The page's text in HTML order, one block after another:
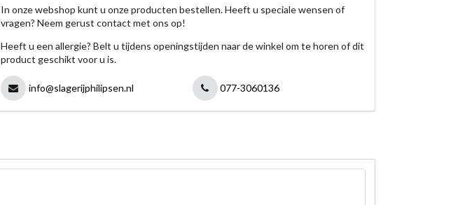
In onze webshop kunt u onze producten bestellen. Heeft u speciale wensen of
vragen? Neem gerust contact met ons op!
Heeft u een allergie? Belt u tijdens openingstijden naar de winkel om te horen of dit
product geschikt voor u is.
info@slagerijphilipsen.nl 077-3060136